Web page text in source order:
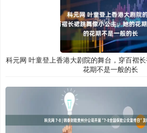
科元网 叶童登上香港大剧院的舞台，穿百褶
花期不是一般的长